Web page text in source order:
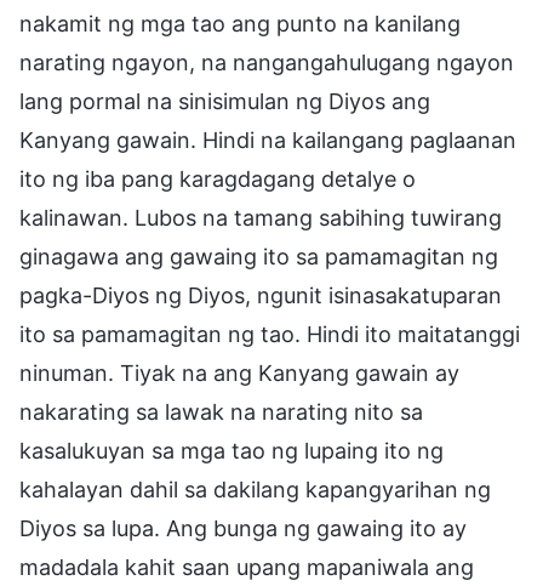
nakamit ng mga tao ang punto na kanilang
narating ngayon, na nangangahulugang ngayon
lang pormal na sinisimulan ng Diyos ang
Kanyang gawain. Hindi na kailangang paglaanan
ito ng iba pang karagdagang detalye o
kalinawan. Lubos na tamang sabihing tuwirang
ginagawa ang gawaing ito sa pamamagitan ng
pagka-Diyos ng Diyos, ngunit isinasakatuparan
ito sa pamamagitan ng tao. Hindi ito maitatanggi
ninuman. Tiyak na ang Kanyang gawain ay
nakarating sa lawak na narating nito sa
kasalukuyan sa mga tao ng lupaing ito ng
kahalayan dahil sa dakilang kapangyarihan ng
Diyos sa lupa. Ang bunga ng gawaing ito ay
madadala kahit saan upang mapaniwala ang